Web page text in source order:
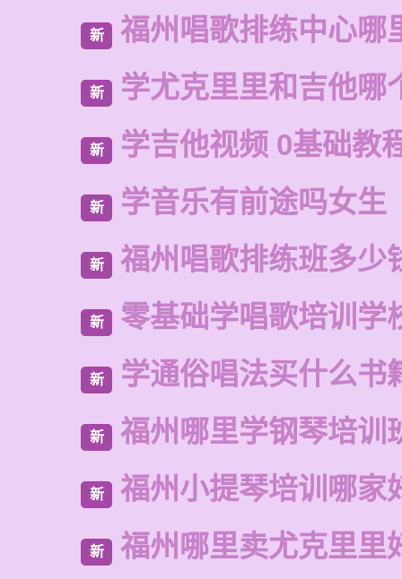
新 福州唱歌排练中心哪
新 学尤克里里和吉他哪
新 学吉他视频 0基础教
新 学音乐有前途吗女生
新 福州唱歌排练班多少
新 零基础学唱歌培训学
新 学通俗唱法买什么书
新 福州哪里学钢琴培训
新 福州小提琴培训哪家
新 福州哪里卖尤克里里